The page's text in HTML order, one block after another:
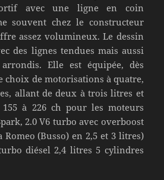
avec une ligne en coin
souvent chez le constructeur
assez volumineux. Le dessin
des lignes tendues mais aussi
Elle est équipée, dès
choix de motorisations à quatre,
allant de deux à trois litres et
155 à 226 ch pour les moteurs
2.0 V6 turbo avec overboost
Romeo (Busso) en 2,5 et 3 litres)
diésel 2,4 litres 5 cylindres